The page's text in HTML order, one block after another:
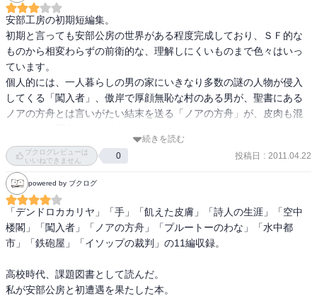
•猫、案内、国民意志の集結方法？
•大人になっても消えない塔？
•スト破り、スパイ、海
•アパート、びら男、ナイフ、白い砂、血
•それから今度はもう何も見えなかった
■闖入者
•アパートの住人たちに口悪く悪態
•のっとり
•多数決、ファシストめ！
•管理人、警察、S子
•キク子、詩人、愛の力、精神上の脱出
•アパートの住人たちへの呼びかけ
•ビラ、バクテリア、ビラ散布禁止法
•ついに休んだのだった
■ノアの方舟
■プルートーの罠
安部工房の初期短編集。
初期と言っても安部公房の世界がある程度完成しており、ＳＦ的な
ものから相変わらずの前衛的な、理解しにくいものまで色々はいっ
ています。
個人的には、一人暮らしの男の家にいきなり多数の謎の人物が侵入
してくる「闖入者」、傲岸で厚顔無恥な村のある男が、聖書にある
ノアの方舟とは言いがたい結末を送る「ノアの方舟」が、皮肉も混
短編集なので、深く考えずに軽く読めます、
続きを読む
ブクログレビューは
いいねできません
0 投稿日 : 2011.04.22
powered by ブクログ
「デンドロカカリヤ」「手」「飢えた皮膚」「詩人の生涯」「空中
楼閣」「闖入者」「ノアの方舟」「プルートーのわな」「水中都
市」「鉄砲屋」「イソップの裁判」の11編収録。
高校時代、課題図書として読んだ。
私が安部公房と初遭遇を果たした本。